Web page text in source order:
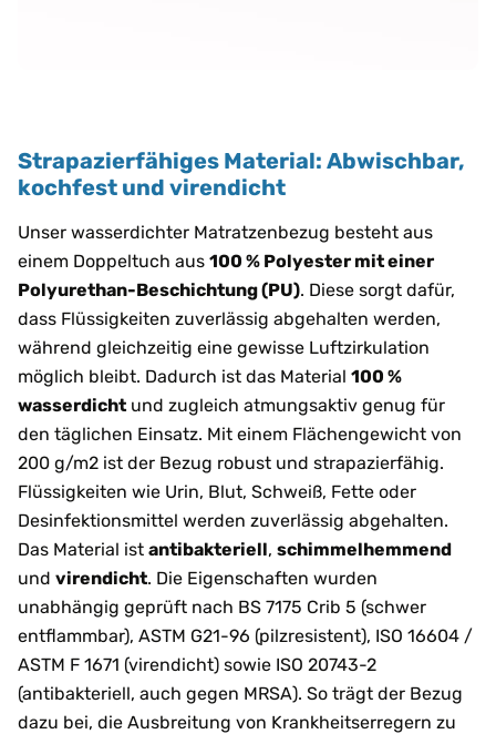
Strapazierfähiges Material: Abwischbar,
kochfest und virendicht
Unser wasserdichter Matratzenbezug besteht aus
einem Doppeltuch aus 100 % Polyester mit einer
Polyurethan-Beschichtung (PU). Diese sorgt dafür,
dass Flüssigkeiten zuverlässig abgehalten werden,
während gleichzeitig eine gewisse Luftzirkulation
möglich bleibt. Dadurch ist das Material 100 %
wasserdicht und zugleich atmungsaktiv genug für
den täglichen Einsatz. Mit einem Flächengewicht von
200 g/m2 ist der Bezug robust und strapazierfähig.
Flüssigkeiten wie Urin, Blut, Schweiß, Fette oder
Desinfektionsmittel werden zuverlässig abgehalten.
Das Material ist antibakteriell, schimmelhemmend
und virendicht. Die Eigenschaften wurden
unabhängig geprüft nach BS 7175 Crib 5 (schwer
entflammbar), ASTM G21-96 (pilzresistent), ISO 16604 /
ASTM F 1671 (virendicht) sowie ISO 20743-2
(antibakteriell, auch gegen MRSA). So trägt der Bezug
dazu bei, die Ausbreitung von Krankheitserregern zu